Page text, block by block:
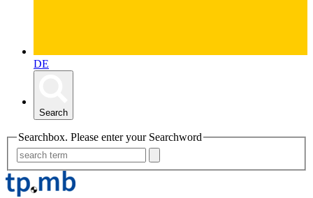
DE
Search
Searchbox. Please enter your Searchword